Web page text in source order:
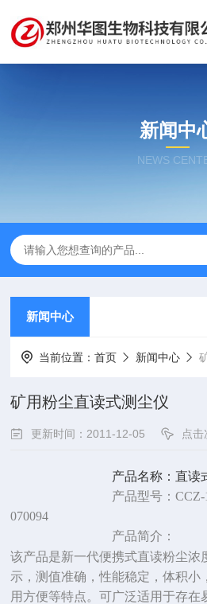
新闻中
NEWS
新闻中心
当前位置：首页 新闻中心
矿用粉尘直读式测尘仪
更新时间：2011-12-05 点
产品名称：直读
产品型号：CCZ-
070094
产品简介：
该产品是新一代便携式直读粉尘浓
示，测值准确，性能稳定，体积小
用方便等特点。可广泛适用于存在